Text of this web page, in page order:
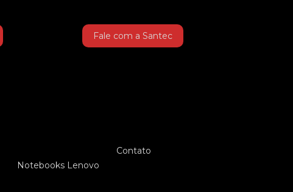
Fale com a Santec
Notebooks Lenovo
Contato